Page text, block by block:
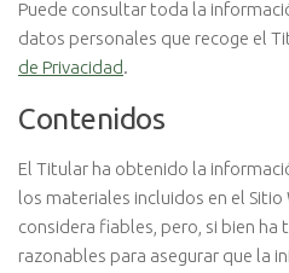
Puede consultar toda la
datos personales que recoge el
de Privacidad.
Contenidos
El Titular ha obtenido la
los materiales incluidos en el
considera fiables, pero, si bien
razonables para asegurar que la